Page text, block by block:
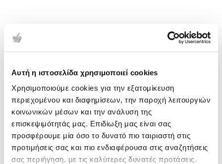
Αυτή η ιστοσελίδα χρησιμοποιεί cookies
Χρησιμοποιούμε cookies για την εξατομίκευση
περιεχομένου και διαφημίσεων, την παροχή λειτουργιών
κοινωνικών μέσων και την ανάλυση της
επισκεψιμότητάς μας. Επιδίωξη μας είναι σας
προσφέρουμε μία όσο το δυνατό πιο ταιριαστή στις
προτιμήσεις σας και πιο ενδιαφέρουσα στις αναζητήσεις
σας περιήγηση, με τις καλύτερες δυνατές προτάσεις.